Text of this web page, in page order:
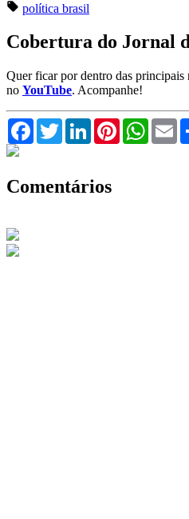
política brasil
Cobertura do Jornal
Quer ficar por dentro das
no YouTube. Acompanhe!
FacebookTwitterLinkedInPinterest
Comentários